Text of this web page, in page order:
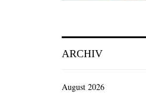
ARCHIV
August 2026